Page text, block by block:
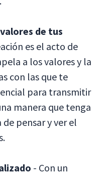
de tus
es el acto de
a los valores y la
con las que te
para transmitir
manera que tenga
pensar y ver el
- Con un